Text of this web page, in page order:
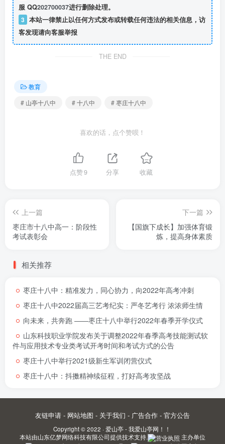
服 QQ202700037进行删除处理。
3 本站一律禁止以任何方式发布或转载任何违法的相关信息，访
客发现请向客服举报
THE END
教育
# 山亭十八中
# 十八中 # 枣庄十八中
喜欢的话，点个赞呗！
点赞9 分享 收藏
上一篇
枣庄市十八中高一：阶段性
考试表彰会
下一篇
【国旗下成长】加强体育锻
炼，提高身体素质
相关推荐
枣庄十八中：精准发力，同心协力，向2022年高考冲刺
枣庄十八中2022届高三艺考纪实：严冬艺考行 浓浓师生情
向未来，共奔跑 ――枣庄十八中举行2022年春季开学仪式
山东科技职业学院发布关于调整2022年春季高考技能测试软
件与应用技术专业类考试开考时间和考试方式的公告
枣庄十八中举行2021级新生军训闭营仪式
枣庄十八中：抖擞精神续征程，打好高考攻坚战
友链申请 - 网站地图 - 关于我们 - 广告合作 - 官方公告
Copyright © 2022 · 爱山亭 - 我爱山亭网！！
本站由山东亿梦网络科技有限公司提供技术支持.
主办单位